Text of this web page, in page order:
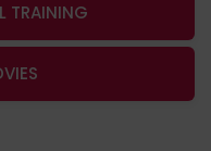
TRAINING